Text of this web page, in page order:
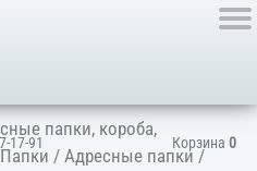
Корзина 0
17-91
папки, короба,
Папки /Адресные папки /